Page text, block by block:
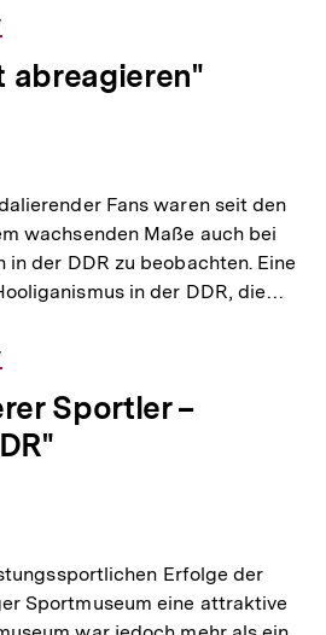
abreagieren"
Fans waren seit den
wachsenden Maße auch bei
der DDR zu beobachten. Eine
in der DDR, die…
Sportler –
Erfolge der
Sportmuseum eine attraktive